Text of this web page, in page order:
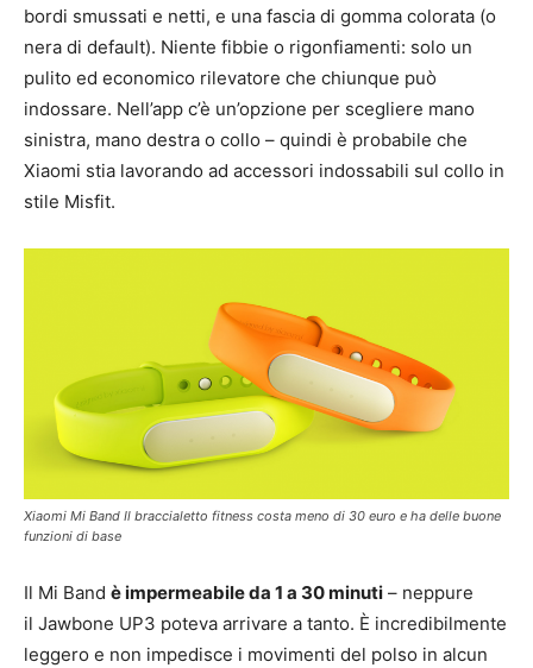
bordi smussati e netti, e una fascia di gomma colorata (o
nera di default). Niente fibbie o rigonfiamenti: solo un
pulito ed economico rilevatore che chiunque può
indossare. Nell’app c’è un’opzione per scegliere mano
sinistra, mano destra o collo – quindi è probabile che
Xiaomi stia lavorando ad accessori indossabili sul collo in
stile Misfit.
Xiaomi Mi Band Il braccialetto fitness costa meno di 30 euro e ha delle buone
funzioni di base
Il Mi Band è impermeabile da 1 a 30 minuti – neppure
il Jawbone UP3 poteva arrivare a tanto. È incredibilmente
leggero e non impedisce i movimenti del polso in alcun